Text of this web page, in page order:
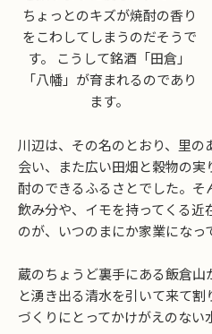
ちょっとのキズが焼酎の香り
をこわしてしまうのだそうで
す。 こうして銘酒「田倉」
「八幡」が育まれるのであり
ます。
川辺は、その名のとおり、里
会い、また広い田畑と穀物の
酎のできるふるさとでした。
飲み分や、イモを持ってくる近
のが、いつのまにか家業になっ
蔵のちょうど裏手にある飯倉
と湧き出る清水を引いて来て
づくりにとってかけがえのない